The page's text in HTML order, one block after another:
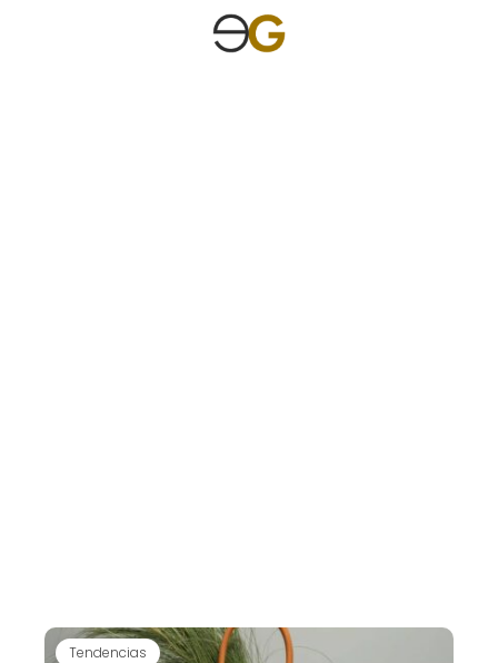
Tendencias